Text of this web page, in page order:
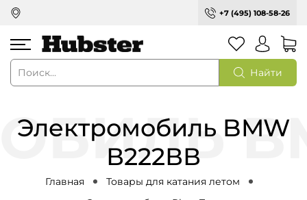
+7 (495) 108-58-26
Найти
Электромобиль BMW
В222ВВ
Главная
Товары для катания летом